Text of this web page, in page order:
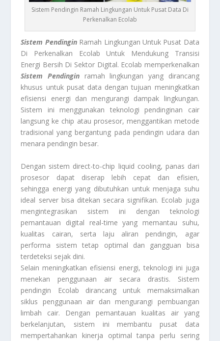
Sistem Pendingin Ramah Lingkungan Untuk Pusat Data Di
Perkenalkan Ecolab
Sistem PendinginRamah Lingkungan Untuk Pusat Data
Di Perkenalkan Ecolab Untuk Mendukung Transisi
Energi Bersih Di Sektor Digital. Ecolab memperkenalkan
Sistem Pendingin ramah lingkungan yang dirancang
khusus untuk pusat data dengan tujuan meningkatkan
efisiensi energi dan mengurangi dampak lingkungan.
Sistem ini menggunakan teknologi pendinginan cair
langsung ke chip atau prosesor, menggantikan metode
tradisional yang bergantung pada pendingin udara dan
menara pendingin besar.
Dengan sistem direct-to-chip liquid cooling, panas dari
prosesor dapat diserap lebih cepat dan efisien,
sehingga energi yang dibutuhkan untuk menjaga suhu
ideal server bisa ditekan secara signifikan. Ecolab juga
mengintegrasikan sistem ini dengan teknologi
pemantauan digital real-time yang memantau suhu,
kualitas cairan, serta laju aliran pendingin, agar
performa sistem tetap optimal dan gangguan bisa
terdeteksi sejak dini.
Selain meningkatkan efisiensi energi, teknologi ini juga
menekan penggunaan air secara drastis. Sistem
pendingin Ecolab dirancang untuk memaksimalkan
siklus penggunaan air dan mengurangi pembuangan
limbah cair. Dengan pemantauan kualitas air yang
berkelanjutan, sistem ini membantu pusat data
mempertahankan kinerja optimal tanpa perlu sering